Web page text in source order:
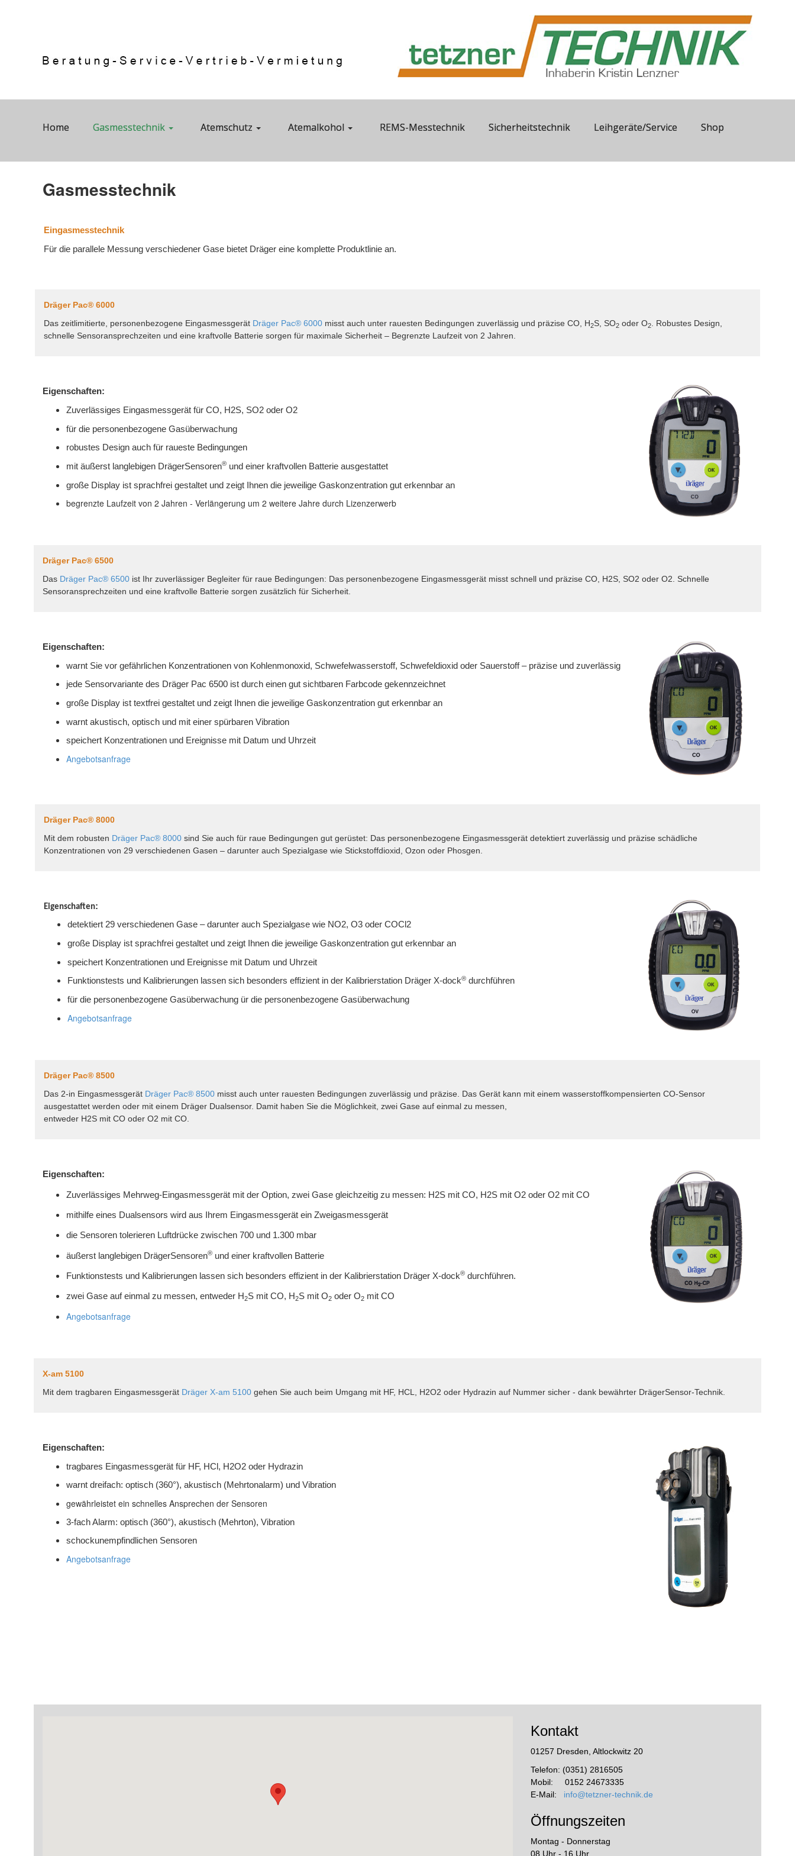
Home Gasmesstechnik Atemschutz Atemalkohol REMS-Messtechnik Sicherheitstechnik Leihgeräte/Service Shop
Gasmesstechnik
Eingasmesstechnik
Für die parallele Messung verschiedener Gase bietet Dräger eine komplette Produktlinie an.
Dräger Pac® 6000
Das zeitlimitierte, personenbezogene Eingasmessgerät Dräger Pac® 6000 misst auch unter rauesten Bedingungen zuverlässig und präzise CO, H2S, SO2 oder O2. Robustes Design,
schnelle Sensoransprechzeiten und eine kraftvolle Batterie sorgen für maximale Sicherheit – Begrenzte Laufzeit von 2 Jahren.
Eigenschaften:
Zuverlässiges Eingasmessgerät für CO, H2S, SO2 oder O2
für die personenbezogene Gasüberwachung
robustes Design auch für raueste Bedingungen
mit äußerst langlebigen DrägerSensoren® und einer kraftvollen Batterie ausgestattet
große Display ist sprachfrei gestaltet und zeigt Ihnen die jeweilige Gaskonzentration gut erkennbar an
begrenzte Laufzeit von 2 Jahren - Verlängerung um 2 weitere Jahre durch Lizenzerwerb
Dräger Pac® 6500
Das Dräger Pac® 6500 ist Ihr zuverlässiger Begleiter für raue Bedingungen: Das personenbezogene Eingasmessgerät misst schnell und präzise CO, H2S, SO2 oder O2. Schnelle
Sensoransprechzeiten und eine kraftvolle Batterie sorgen zusätzlich für Sicherheit.
Eigenschaften:
warnt Sie vor gefährlichen Konzentrationen von Kohlenmonoxid, Schwefelwasserstoff, Schwefeldioxid oder Sauerstoff – präzise und zuverlässig
jede Sensorvariante des Dräger Pac 6500 ist durch einen gut sichtbaren Farbcode gekennzeichnet
große Display ist textfrei gestaltet und zeigt Ihnen die jeweilige Gaskonzentration gut erkennbar an
warnt akustisch, optisch und mit einer spürbaren Vibration
speichert Konzentrationen und Ereignisse mit Datum und Uhrzeit
Angebotsanfrage
Dräger Pac® 8000
Mit dem robusten Dräger Pac® 8000 sind Sie auch für raue Bedingungen gut gerüstet: Das personenbezogene Eingasmessgerät detektiert zuverlässig und präzise schädliche
Konzentrationen von 29 verschiedenen Gasen – darunter auch Spezialgase wie Stickstoffdioxid, Ozon oder Phosgen.
Eigenschaften:
detektiert 29 verschiedenen Gase – darunter auch Spezialgase wie NO2, O3 oder COCl2
große Display ist sprachfrei gestaltet und zeigt Ihnen die jeweilige Gaskonzentration gut erkennbar an
speichert Konzentrationen und Ereignisse mit Datum und Uhrzeit
Funktionstests und Kalibrierungen lassen sich besonders effizient in der Kalibrierstation Dräger X-dock® durchführen
für die personenbezogene Gasüberwachung ür die personenbezogene Gasüberwachung
Angebotsanfrage
Dräger Pac® 8500
Das 2-in Eingasmessgerät Dräger Pac® 8500 misst auch unter rauesten Bedingungen zuverlässig und präzise. Das Gerät kann mit einem wasserstoffkompensierten CO-Sensor
ausgestattet werden oder mit einem Dräger Dualsensor. Damit haben Sie die Möglichkeit, zwei Gase auf einmal zu messen,
entweder H2S mit CO oder O2 mit CO.
Eigenschaften:
Zuverlässiges Mehrweg-Eingasmessgerät mit der Option, zwei Gase gleichzeitig zu messen: H2S mit CO, H2S mit O2 oder O2 mit CO
mithilfe eines Dualsensors wird aus Ihrem Eingasmessgerät ein Zweigasmessgerät
die Sensoren tolerieren Luftdrücke zwischen 700 und 1.300 mbar
äußerst langlebigen DrägerSensoren® und einer kraftvollen Batterie
Funktionstests und Kalibrierungen lassen sich besonders effizient in der Kalibrierstation Dräger X-dock® durchführen.
zwei Gase auf einmal zu messen, entweder H2S mit CO, H2S mit O2 oder O2 mit CO
Angebotsanfrage
X-am 5100
Mit dem tragbaren Eingasmessgerät Dräger X-am 5100 gehen Sie auch beim Umgang mit HF, HCL, H2O2 oder Hydrazin auf Nummer sicher - dank bewährter DrägerSensor-Technik.
Eigenschaften:
tragbares Eingasmessgerät für HF, HCl, H2O2 oder Hydrazin
warnt dreifach: optisch (360°), akustisch (Mehrtonalarm) und Vibration
gewährleistet ein schnelles Ansprechen der Sensoren
3-fach Alarm: optisch (360°), akustisch (Mehrton), Vibration
schockunempfindlichen Sensoren
Angebotsanfrage
Kontakt
01257 Dresden, Altlockwitz 20
Telefon: (0351) 2816505
Mobil: 0152 24673335
E-Mail: info@tetzner-technik.de
Öffnungszeiten
Montag - Donnerstag
08 Uhr - 16 Uhr